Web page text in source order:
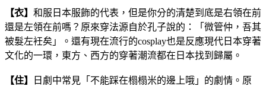
【衣】 和服日本服飾的代表，但是你分的清楚到底是右領在前
還是左領在前嗎？原來穿法源自於孔子說的：「微管仲，吾其
被髮左衽矣」。還有現在流行的cosplay也是反應現代日本穿著
文化的一環，東方、西方的穿著潮流都在日本找到歸屬。
【住】
日劇中常見「不能踩在榻榻米的邊上哦」的劇情。原